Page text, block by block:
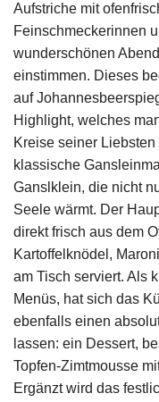
Aufstriche mit
Feinschmeckerinnen
wunderschönen
einstimmen. Dieses
auf
Highlight, welches
Kreise seiner
klassische
Ganslklein, die nicht
Seele wärmt. Der
direkt frisch aus dem
Kartoffelknödel,
am Tisch serviert. Als
Menüs, hat sich das
ebenfalls einen
lassen: ein Dessert,
Topfen-Zimtmousse
Ergänzt wird das